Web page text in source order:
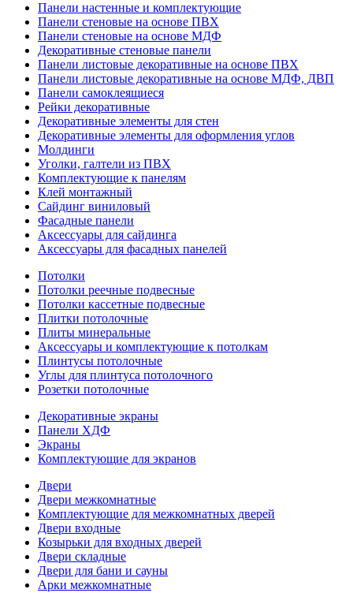
Панели настенные и комплектующие
Панели стеновые на основе ПВХ
Панели стеновые на основе МДФ
Декоративные стеновые панели
Панели листовые декоративные на основе ПВХ
Панели листовые декоративные на основе МДФ, ДВП
Панели самоклеящиеся
Рейки декоративные
Декоративные элементы для стен
Декоративные элементы для оформления углов
Молдинги
Уголки, галтели из ПВХ
Комплектующие к панелям
Клей монтажный
Сайдинг виниловый
Фасадные панели
Аксессуары для сайдинга
Аксессуары для фасадных панелей
Потолки
Потолки реечные подвесные
Потолки кассетные подвесные
Плитки потолочные
Плиты минеральные
Аксессуары и комплектующие к потолкам
Плинтусы потолочные
Углы для плинтуса потолочного
Розетки потолочные
Декоративные экраны
Панели ХДФ
Экраны
Комплектующие для экранов
Двери
Двери межкомнатные
Комплектующие для межкомнатных дверей
Двери входные
Козырьки для входных дверей
Двери складные
Двери для бани и сауны
Арки межкомнатные